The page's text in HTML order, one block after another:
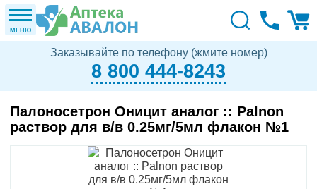
МЕНЮ
Заказывайте по телефону (жмите номер)
8 800 444-8243
Палоносетрон Оницит аналог :: Palnon
раствор для в/в 0.25мг/5мл флакон №1